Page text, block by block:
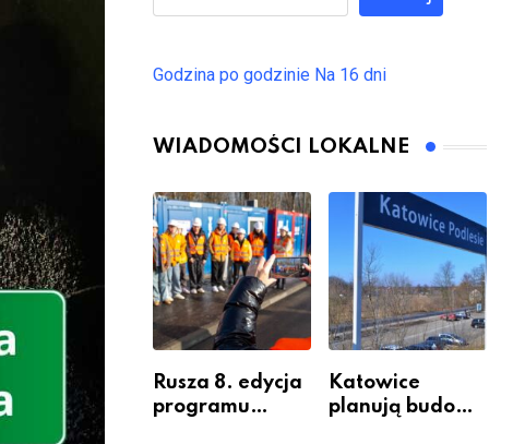
Godzina po godzinie Na 16 dni
WIADOMOŚCI LOKALNE
Rusza 8. edycja
programu
Katowice
planują budowę